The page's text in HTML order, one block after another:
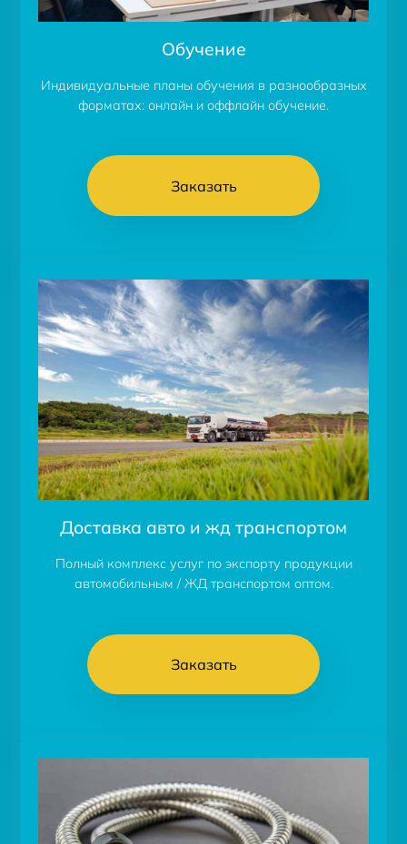
Обучение
Индивидуальные планы обучения в разнообразных
форматах: онлайн и оффлайн обучение.
Заказать
Доставка авто и жд транспортом
Полный комплекс услуг по экспорту продукции
автомобильным / ЖД транспортом оптом.
Заказать